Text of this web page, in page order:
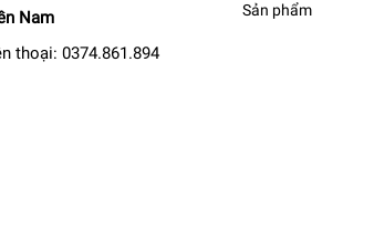
Nam
thoại: 0374.861.894
Sản phẩm